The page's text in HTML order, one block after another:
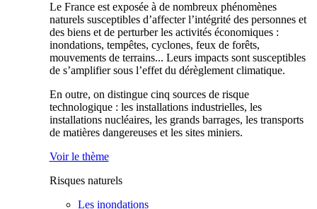
Le France est exposée à de nombreux phénomènes
naturels susceptibles d’affecter l’intégrité des personnes et
des biens et de perturber les activités économiques :
inondations, tempêtes, cyclones, feux de forêts,
mouvements de terrains... Leurs impacts sont susceptibles
de s’amplifier sous l’effet du dérèglement climatique.
En outre, on distingue cinq sources de risque
technologique : les installations industrielles, les
installations nucléaires, les grands barrages, les transports
de matières dangereuses et les sites miniers.
Voir le thème
Risques naturels
Les inondations